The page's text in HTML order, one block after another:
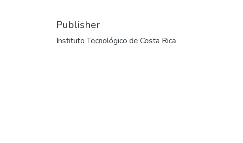
Publisher
Instituto Tecnológico de Costa Rica